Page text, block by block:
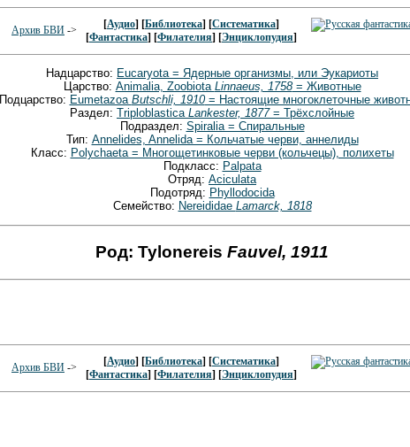
Архив БВИ -> [Аудио] [Библиотека] [Систематика]
[Фантастика] [Филателия] [Энциклопудия]
Надцарство: Eucaryota = Ядерные организмы, или Эукариоты
Царство: Animalia, Zoobiota Linnaeus, 1758= Животные
Подцарство: Eumetazoa Butschli, 1910= Настоящие многоклеточные
Раздел: Triploblastica Lankester, 1877= Трёхслойные
Подраздел: Spiralia = Спиральные
Тип: Annelides, Annelida = Кольчатые черви, аннелиды
Класс: Polychaeta = Многощетинковые черви (кольчецы), полихеты
Подкласс: Palpata
Отряд: Aciculata
Подотряд: Phyllodocida
Семейство: Nereididae Lamarck, 1818
Род: Tylonereis Fauvel, 1911
Архив БВИ -> [Аудио] [Библиотека] [Систематика]
[Фантастика] [Филателия] [Энциклопудия]